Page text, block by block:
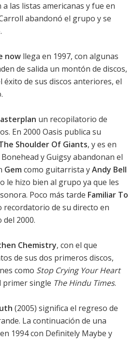
las listas americanas y fue en
abandonó el grupo y se
.
now llega en 1997, con algunas
de salida un montón de discos,
éxito de sus discos anteriores, el
un recopilatorio de
En 2000 Oasis publica su
Shoulder Of Giants, y es en
y Guigsy abandonan el
Gem como guitarrista yAndy Bell
le hizo bien al grupo ya que les
Poco más tarde Familiar To
recordatorio de su directo en
del 2000.
Chemistry, con el que
de sus dos primeros discos,
como Stop Crying Your Heart
primer single The Hindu Times.
(2005) significa el regreso de
La continuación de una
1994 con Definitely Maybe y